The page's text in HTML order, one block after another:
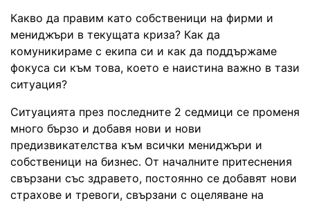
Какво да правим като собственици на фирми и
мениджъри в текущата криза? Как да
комуникираме с екипа си и как да поддържаме
фокуса си към това, което е наистина важно в тази
ситуация?
Ситуацията през последните 2 седмици се променя
много бързо и добавя нови и нови
предизвикателства към всички мениджъри и
собственици на бизнес. От началните притеснения
свързани със здравето, постоянно се добавят нови
страхове и тревоги, свързани с оцеляване на